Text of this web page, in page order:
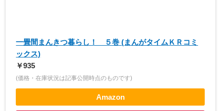
一畳間まんきつ暮らし！ ５巻 (まんがタイムＫＲコミ
ックス)
￥935
(価格・在庫状況は記事公開時点のものです)
Amazon